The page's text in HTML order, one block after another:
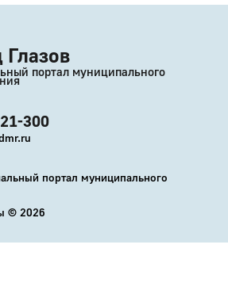
Глазов
портал муниципального
300
портал муниципального
© 2026